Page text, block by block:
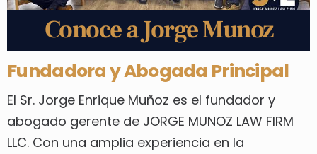
Conoce a Jorge Munoz
Fundadora y Abogada Principal
El Sr. Jorge Enrique Muñoz es el fundador y
abogado gerente de JORGE MUNOZ LAW FIRM
LLC. Con una amplia experiencia en la